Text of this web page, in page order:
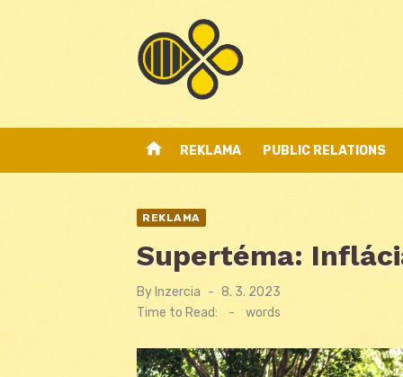
home REKLAMA PUBLIC RELATIONS
REKLAMA
Supertéma:
By Inzercia
Posted
8. 3. 2023
Time to Read:
- words